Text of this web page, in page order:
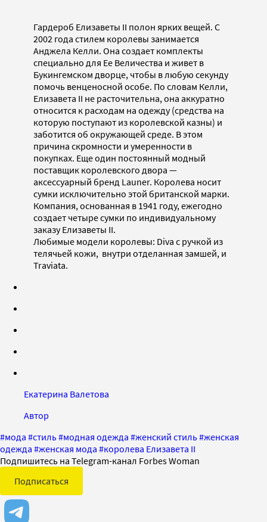
Гардероб Елизаветы II полон ярких вещей. С
2002 года стилем королевы занимается
Анджела Келли. Она создает комплекты
специально для Ее Величества и живет в
Букингемском дворце, чтобы в любую секунду
помочь венценосной особе. По словам Келли,
Елизавета II не расточительна, она аккуратно
относится к расходам на одежду (средства на
которую поступают из королевской казны) и
заботится об окружающей среде. В этом
причина скромности и умеренности в
покупках. Еще один постоянный модный
поставщик королевского двора —
аксессуарный бренд Launer. Королева носит
сумки исключительно этой британской марки.
Компания, основанная в 1941 году, ежегодно
создает четыре сумки по индивидуальному
заказу Елизаветы II.
Любимые модели королевы: Diva с ручкой из
телячьей кожи, внутри отделанная замшей, и
Traviata.
Екатерина Валетова
Автор
#мода #стиль#модная одежда #женский стиль#женская
одежда #женская мода #королева Елизавета II
Подпишитесь на Telegram-канал Forbes Woman
Подписаться